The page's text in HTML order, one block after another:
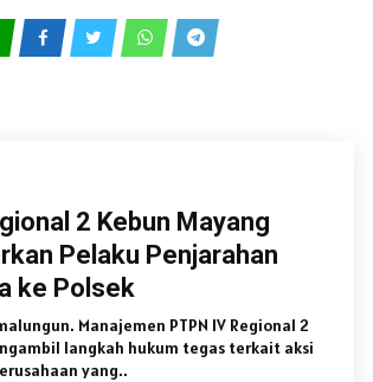
2 Kebun Mayang
Pelaku Penjarahan
ke Polsek
Manajemen PTPN IV Regional 2
langkah hukum tegas terkait aksi
yang..